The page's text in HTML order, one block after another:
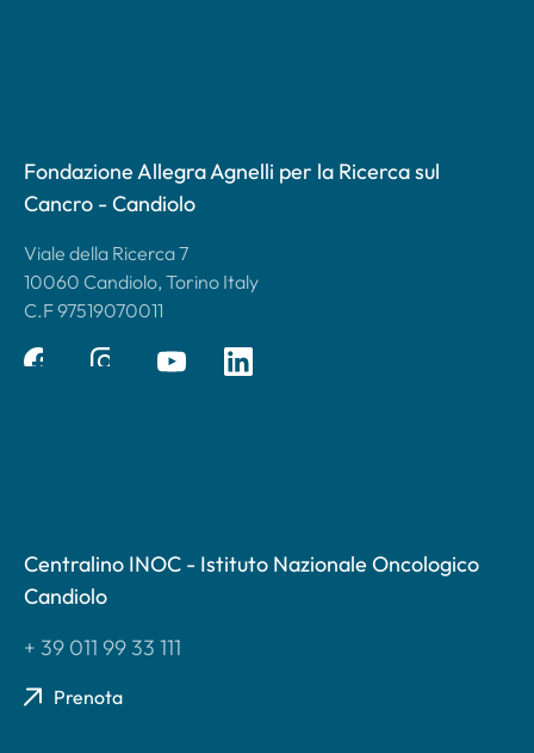
Fondazione Allegra Agnelli per la Ricerca sul
Cancro - Candiolo
Viale della Ricerca 7
10060 Candiolo, Torino Italy
C.F 97519070011
Centralino INOC - Istituto Nazionale Oncologico
Candiolo
+ 39 011 99 33 111
Prenota